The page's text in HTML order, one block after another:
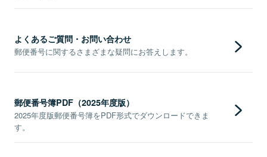
よくあるご質問・お問い合わせ
郵便番号に関するさまざまな疑問にお答えします。
郵便番号簿PDF（2025年度版）
2025年度版郵便番号簿をPDF形式でダウンロードできま
す。